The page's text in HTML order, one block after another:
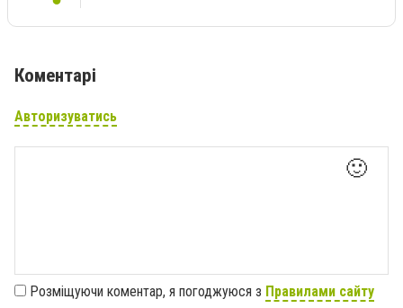
Коментарі
Авторизуватись
🙂
Розміщуючи коментар, я погоджуюся з Правилами сайту